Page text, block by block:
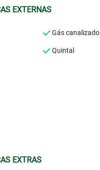
EXTERNAS
Gás canalizado
Quintal
EXTRAS